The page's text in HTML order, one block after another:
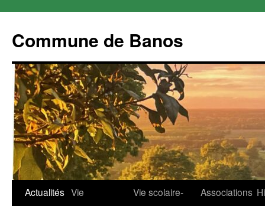
Commune de Banos
Aller
Actualités Vie
Vie scolaire-
Associations